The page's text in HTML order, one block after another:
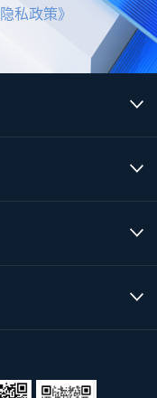
私政策》